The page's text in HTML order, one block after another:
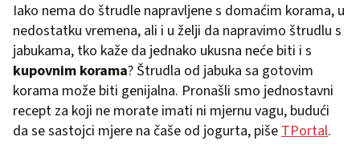
Iako nema do štrudle napravljene s domaćim korama, u
nedostatku vremena, ali i u želji da napravimo štrudlu s
jabukama, tko kaže da jednako ukusna neće biti i s
kupovnim korama? Štrudla od jabuka sa gotovim
korama može biti genijalna. Pronašli smo jednostavni
recept za koji ne morate imati ni mjernu vagu, budući
da se sastojci mjere na čaše od jogurta, pišeTPortal.